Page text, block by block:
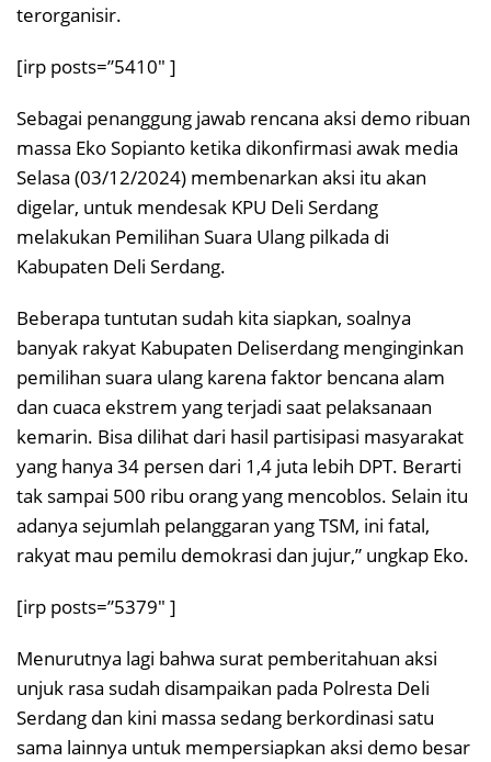
terorganisir.
[irp posts=”5410″ ]
Sebagai penanggung jawab rencana aksi demo ribuan
massa Eko Sopianto ketika dikonfirmasi awak media
Selasa (03/12/2024) membenarkan aksi itu akan
digelar, untuk mendesak KPU Deli Serdang
melakukan Pemilihan Suara Ulang pilkada di
Kabupaten Deli Serdang.
Beberapa tuntutan sudah kita siapkan, soalnya
banyak rakyat Kabupaten Deliserdang menginginkan
pemilihan suara ulang karena faktor bencana alam
dan cuaca ekstrem yang terjadi saat pelaksanaan
kemarin. Bisa dilihat dari hasil partisipasi masyarakat
yang hanya 34 persen dari 1,4 juta lebih DPT. Berarti
tak sampai 500 ribu orang yang mencoblos. Selain itu
adanya sejumlah pelanggaran yang TSM, ini fatal,
rakyat mau pemilu demokrasi dan jujur,” ungkap Eko.
[irp posts=”5379″ ]
Menurutnya lagi bahwa surat pemberitahuan aksi
unjuk rasa sudah disampaikan pada Polresta Deli
Serdang dan kini massa sedang berkordinasi satu
sama lainnya untuk mempersiapkan aksi demo besar